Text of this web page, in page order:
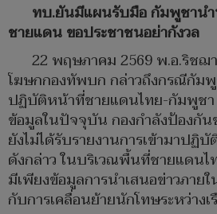
ทบ.ยันมีแผนรับมือ กัมพูชาน
ชายแดน ขอประชาชนอย่ากังวล
22 พฤษภาคม 2569 พ.อ.ริชฌ
โฆษกกองทัพบก กล่าวถึงกรณีกัม
ปฏิบัติหน้าที่ชายแดนไทย-กัมพูชา
ข้อมูลในปัจจุบัน กองกำลังป้องกั
ยังไม่ได้รับรายงานการเข้ามาปฏิ
ดังกล่าว ในบริเวณพื้นที่ชายแดน
มีเพียงข้อมูลการนำเสนอข่าวภาย
กับการเคลื่อนย้ายนักโทษระหว่าง